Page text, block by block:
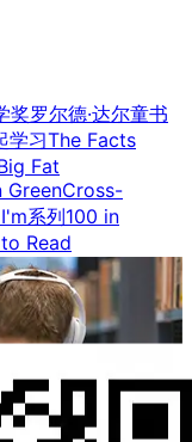
奖罗尔德·达尔童书
学习The Facts
Fat
GreenCross-
系列100 in
Read